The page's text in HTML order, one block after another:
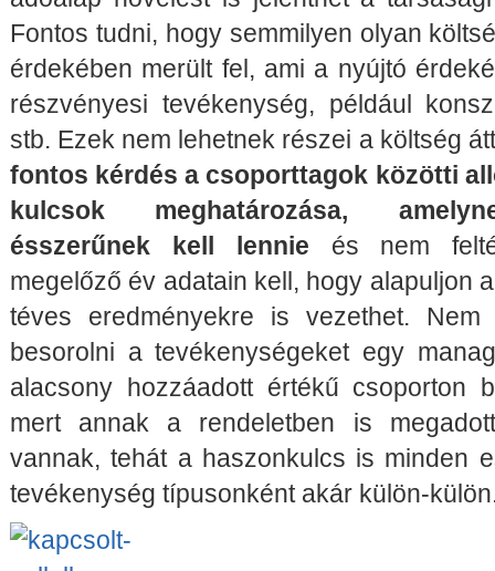
Fontos tudni, hogy semmilyen olyan
érdekében merült fel, ami a nyújtó
részvényesi tevékenység, például
stb. Ezek nem lehetnek részei a költség
fontos kérdés a csoporttagok közötti
kulcsok meghatározása,
ésszerűnek kell lennie és nem
megelőző év adatain kell, hogy alapuljon
téves eredményekre is vezethet. Nem
besorolni a tevékenységeket egy
alacsony hozzáadott értékű csoporton
mert annak a rendeletben is
vannak, tehát a haszonkulcs is minden
tevékenység típusonként akár külön-